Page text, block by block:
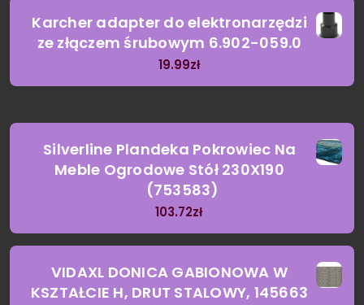
Karcher adapter do elektronarzędzi
ze złączem śrubowym 6.902-059.0
19.99zł
Silverline Plandeka Pokrowiec Na
Meble Ogrodowe Stół 230X190
(753583)
103.72zł
VIDAXL DONICA GABIONOWA W
KSZTAŁCIE H, DRUT STALOWY, 145663